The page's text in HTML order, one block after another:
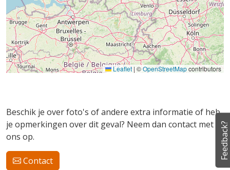
Leaflet| ©OpenStreetMapcontributors
Beschik je over foto's of andere extra informatie of heb
je opmerkingen over dit geval? Neem dan contact met
ons op.
Contact
Feedback?